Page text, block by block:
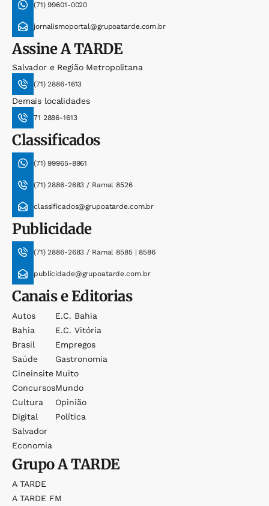
(71) 99601-0020
jornalismoportal@grupoatarde.com.br
AssineA TARDE
Salvador e Região Metropolitana
(71) 2886-1613
Demais localidades
71 2886-1613
Classificados
(71) 99965-8961
(71) 2886-2683 / Ramal 8526
classificados@grupoatarde.com.br
Publicidade
(71) 2886-2683 / Ramal 8585 | 8586
publicidade@grupoatarde.com.br
Canais e Editorias
Autos
Bahia
Brasil
Saúde
Cineinsite
Concursos
Cultura
Digital
Salvador
Economia
E.c. Bahia
E.c. Vitória
Empregos
Gastronomia
Muito
Mundo
Opinião
Política
GrupoA TARDE
A TARDE
A TARDE FM